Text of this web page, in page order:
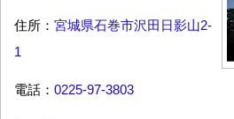
住所： 宮城県石巻市沢田日影山2-
1
電話： 0225-97-3803